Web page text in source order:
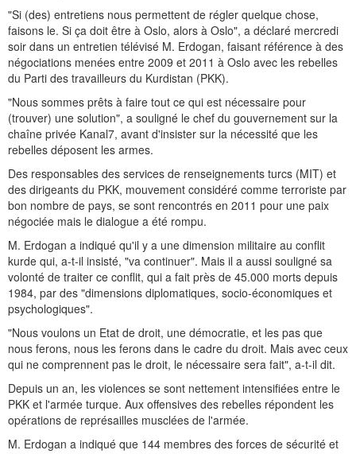
"Si (des) entretiens nous permettent de régler quelque chose,
faisons le. Si ça doit être à Oslo, alors à Oslo", a déclaré mercredi
soir dans un entretien télévisé M. Erdogan, faisant référence à des
négociations menées entre 2009 et 2011 à Oslo avec les rebelles
du Parti des travailleurs du Kurdistan (PKK).
"Nous sommes prêts à faire tout ce qui est nécessaire pour
(trouver) une solution", a souligné le chef du gouvernement sur la
chaîne privée Kanal7, avant d'insister sur la nécessité que les
rebelles déposent les armes.
Des responsables des services de renseignements turcs (MIT) et
des dirigeants du PKK, mouvement considéré comme terroriste par
bon nombre de pays, se sont rencontrés en 2011 pour une paix
négociée mais le dialogue a été rompu.
M. Erdogan a indiqué qu'il y a une dimension militaire au conflit
kurde qui, a-t-il insisté, "va continuer". Mais il a aussi souligné sa
volonté de traiter ce conflit, qui a fait près de 45.000 morts depuis
1984, par des "dimensions diplomatiques, socio-économiques et
psychologiques".
"Nous voulons un Etat de droit, une démocratie, et les pas que
nous ferons, nous les ferons dans le cadre du droit. Mais avec ceux
qui ne comprennent pas le droit, le nécessaire sera fait", a-t-il dit.
Depuis un an, les violences se sont nettement intensifiées entre le
PKK et l'armée turque. Aux offensives des rebelles répondent les
opérations de représailles musclées de l'armée.
M. Erdogan a indiqué que 144 membres des forces de sécurité et